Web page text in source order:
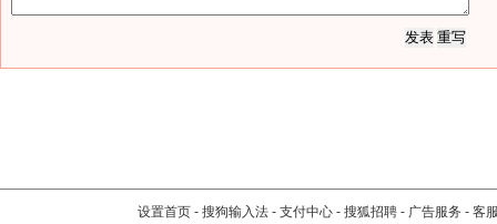
设置首页 - 搜狗输入法 - 支付中心 - 搜狐招聘 - 广告服务 - 客